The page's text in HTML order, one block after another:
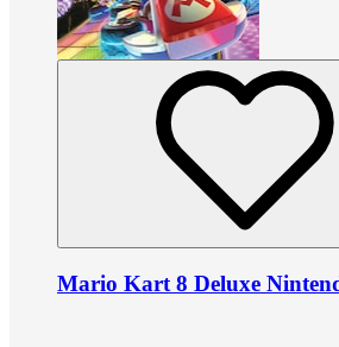
Mario Kart 8 Deluxe